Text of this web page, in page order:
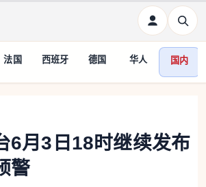
法国 西班牙 德国 华人 国内
6月3日18时继续发布
警